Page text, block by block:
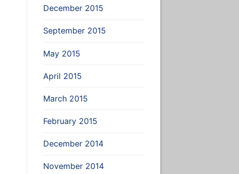
December 2015
September 2015
May 2015
April 2015
March 2015
February 2015
December 2014
November 2014